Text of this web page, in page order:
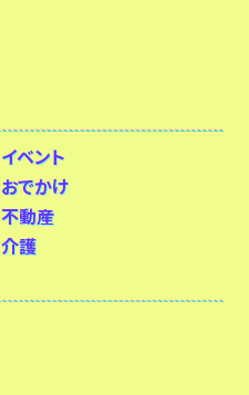
イベント
おでかけ
不動産
介護